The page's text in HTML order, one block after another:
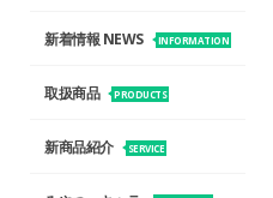
新着情報 NEWS INFORMATION
取扱商品 PRODUCTS
新商品紹介 SERVICE